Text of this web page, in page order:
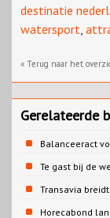
destinatie
watersport
« Terug naar het
Gerelateerde
Balanceeract
Te gast bij de
Gemeente
Transavia
naar Porto
Horecabond